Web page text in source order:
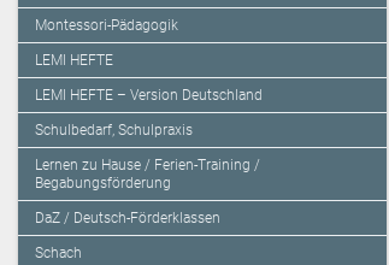
Montessori-Pädagogik
LEMI HEFTE
LEMI HEFTE – Version Deutschland
Schulbedarf, Schulpraxis
Lernen zu Hause / Ferien-Training /
Begabungsförderung
DaZ / Deutsch-Förderklassen
Schach